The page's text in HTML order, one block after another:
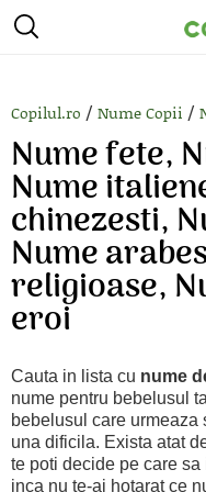
Copilul.ro / Nume Copii /
Nume fete,
Nume
chinezesti,
Nume
religioase,
eroi
Cauta in lista cu nume
nume pentru bebelusul
bebelusul care urmeaza
una dificila. Exista atat
te poti decide pe care
inca nu te-ai hotarat ce